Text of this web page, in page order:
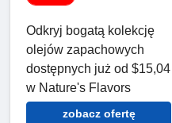
Odkryj bogatą kolekcję
olejów zapachowych
dostępnych już od $15,04
w Nature's Flavors
zobacz ofertę